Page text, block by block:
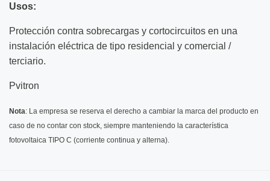
Usos:
Protección contra sobrecargas y cortocircuitos en una
instalación eléctrica de tipo residencial y comercial /
terciario.
Pvitron
Nota: La empresa se reserva el derecho a cambiar la marca del producto en
caso de no contar con stock, siempre manteniendo la característica
fotovoltaica TIPO C (corriente continua y alterna).